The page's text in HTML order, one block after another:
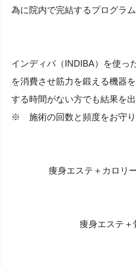
為に院内で完結するプログラ
インディバ（INDIBA）を使っ
を消費させ筋力を鍛える機器
する時間がない方でも結果を
※ 施術の回数と頻度をお守り
痩身エステ＋カロリ
痩身エステ＋